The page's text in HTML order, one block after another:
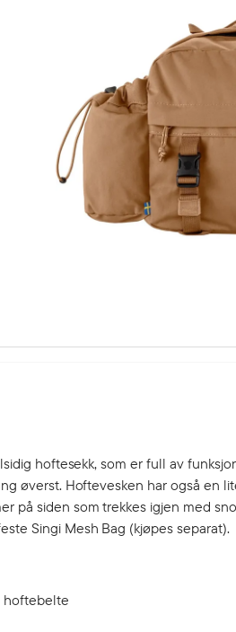
hoftesekk, som er full av
øverst. Hoftevesken har også en
på siden som trekkes igjen med
Singi Mesh Bag (kjøpes separat).
hoftebelte